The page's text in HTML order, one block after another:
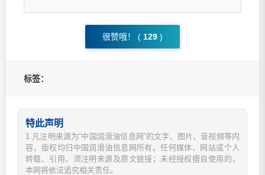
很赞哦！ ( 129 )
标签：
特此声明
1.凡注明来源为“中国润滑油信息网”的文字、图片、音视频等内
容，版权均归中国润滑油信息网所有。任何媒体、网站或个人
转载、引用，须注明来源及原文链接；未经授权擅自使用的，
本网将依法追究相关责任。